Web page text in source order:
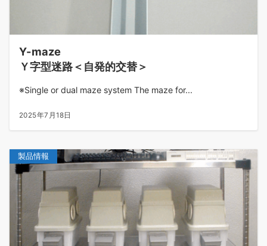
Y-maze
Ｙ字型迷路＜自発的交替＞
※Single or dual maze system The maze for...
2025年7月18日
製品情報